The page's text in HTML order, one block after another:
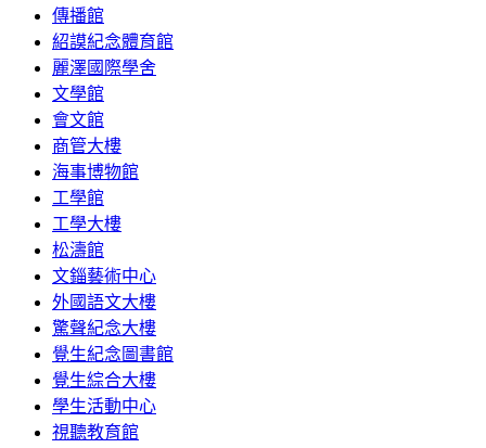
傳播館
紹謨紀念體育館
麗澤國際學舍
文學館
會文館
商管大樓
海事博物館
工學館
工學大樓
松濤館
文錙藝術中心
外國語文大樓
驚聲紀念大樓
覺生紀念圖書館
覺生綜合大樓
學生活動中心
視聽教育館